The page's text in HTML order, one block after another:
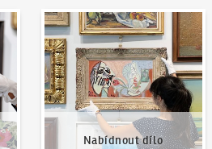
Nabídnout dílo
Nabídnout dílo